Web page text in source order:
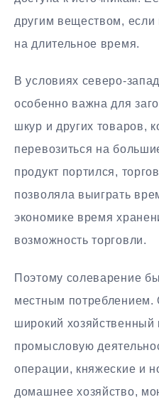
другим веществом, если
на длительное время.
В условиях северо-
особенно важна для
шкур и других товаров,
перевозиться на
продукт портился,
позволяла выиграть
экономике время
возможность торговли.
Поэтому солеварение
местным потреблением.
широкий хозяйственный
промысловую
операции, княжеские и
домашнее хозяйство,